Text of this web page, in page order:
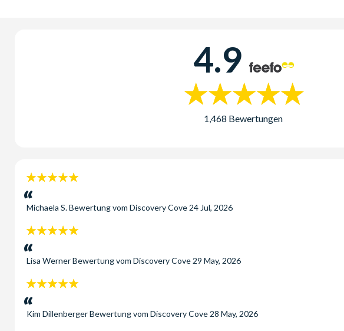
4.9
1,468 Bewertungen
5
Sterne:
Michaela S.Bewertung vom Discovery Cove 24 Jul, 2026
5
Sterne:
Lisa WernerBewertung vom Discovery Cove 29 May, 2026
5
Sterne:
Kim DillenbergerBewertung vom Discovery Cove 28 May, 2026